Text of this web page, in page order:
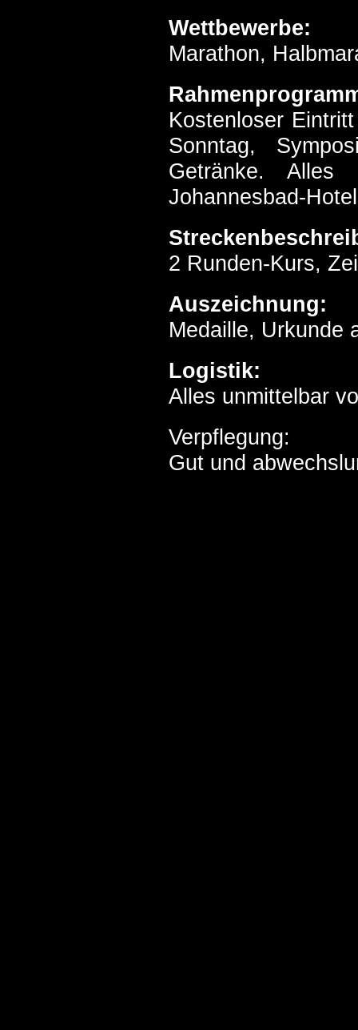
Wettbewerbe:
Marathon,
Kostenloser
Sonntag,
Getränke.
Johannesbad-
2 Runden-Kurs,
Auszeichnung:
Medaille, Urkunde
Logistik:
Alles unmittelbar
Verpflegung:
Gut und